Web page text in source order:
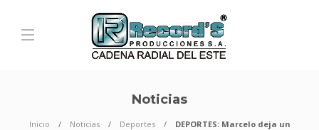
Noticias
Inicio Noticias Deportes
DEPORTES: Marcelo deja un